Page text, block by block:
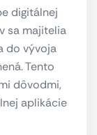
digitálnej
sa majitelia
do vývoja
Tento
dôvodmi,
aplikácie